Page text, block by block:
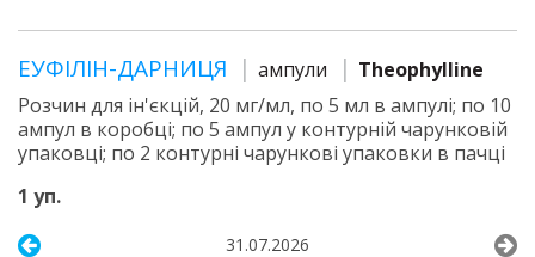
ЕУФІЛІН-ДАРНИЦЯ ампули
Theophylline
Розчин для ін'єкцій, 20 мг/мл, по 5 мл в ампулі; по 10
ампул в коробці; по 5 ампул у контурній чарунковій
упаковці; по 2 контурні чарункові упаковки в пачці
1 уп.
31.07.2026